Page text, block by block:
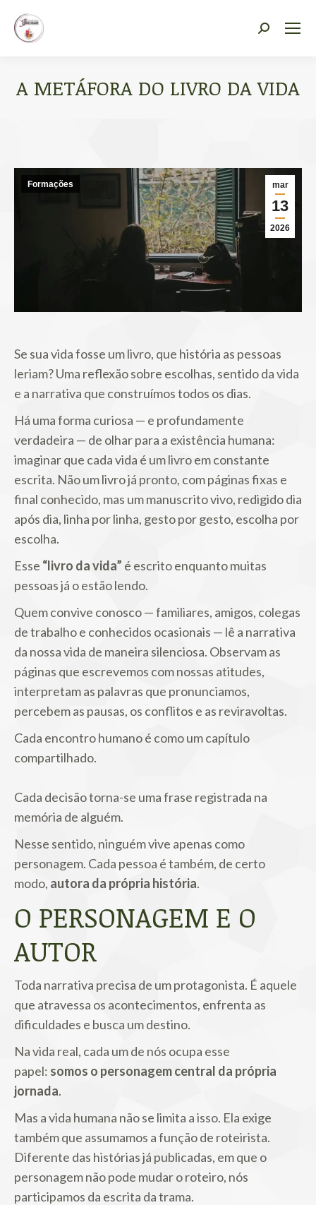
Search:
A METÁFORA DO LIVRO DA VIDA
mar
13
2026
Formações
Se sua vida fosse um livro, que história as pessoas
leriam? Uma reflexão sobre escolhas, sentido da vida
e a narrativa que construímos todos os dias.
Há uma forma curiosa — e profundamente
verdadeira — de olhar para a existência humana:
imaginar que cada vida é um livro em constante
escrita. Não um livro já pronto, com páginas fixas e
final conhecido, mas um manuscrito vivo, redigido dia
após dia, linha por linha, gesto por gesto, escolha por
escolha.
Esse “livro da vida” é escrito enquanto muitas
pessoas já o estão lendo.
Quem convive conosco — familiares, amigos, colegas
de trabalho e conhecidos ocasionais — lê a narrativa
da nossa vida de maneira silenciosa. Observam as
páginas que escrevemos com nossas atitudes,
interpretam as palavras que pronunciamos,
percebem as pausas, os conflitos e as reviravoltas.
Cada encontro humano é como um capítulo
compartilhado.
Cada decisão torna-se uma frase registrada na
memória de alguém.
Nesse sentido, ninguém vive apenas como
personagem. Cada pessoa é também, de certo
modo, autora da própria história.
O PERSONAGEM E O
AUTOR
Toda narrativa precisa de um protagonista. É aquele
que atravessa os acontecimentos, enfrenta as
dificuldades e busca um destino.
Na vida real, cada um de nós ocupa esse
papel: somos o personagem central da própria
jornada.
Mas a vida humana não se limita a isso. Ela exige
também que assumamos a função de roteirista.
Diferente das histórias já publicadas, em que o
personagem não pode mudar o roteiro, nós
participamos da escrita da trama.